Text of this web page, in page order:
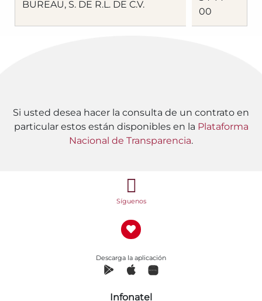
BUREAU, S. DE R.L. DE C.V.
00
Si usted desea hacer la consulta de un contrato en
particular estos están disponibles en la Plataforma
Nacional de Transparencia.
Síguenos
Descarga la aplicación
Infonatel